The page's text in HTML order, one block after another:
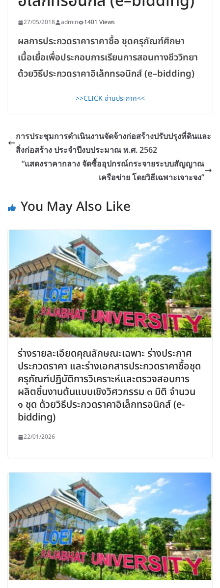
27/05/2018 admin 1401 Views
ผลการประกวดราคาราคาซื้อ ชุดครุภัณฑ์ศึกษา
เนื้อเยื่อเพื่อประกอบการเรียนการสอนทางชีววิทยา
ด้วยวิธีประกวดราคาอิเล็กทรอนิกส์ (e–bidding)
>>CLICK อ่านประกาศ<<
การประชุมการดำเนินงานจัดจ้างก่อสร้างปรับปรุงที่ดินและ
สิ่งก่อสร้าง ประจำปีงบประมาณ พ.ศ. 2562
“แสดงราคากลาง จัดซื้ออุปกรณ์กระจายระบบสัญญาณ
เครือข่าย โดยวิธีเฉพาะเจาะจง”
You May Also Like
ร่างรายละเอียดคุณลักษณะเฉพาะ ร่างประกาศ
ประกวดราคา และร่างเอกสารประกวดราคาซื้อชุด
ครุภัณฑ์ปฏิบัติการวิเคราะห์และตรวจสอบการ
ผลิตชิ้นงานต้นแบบเชิงวิศวกรรม ๓ มิติ จำนวน
๑ ชุด ด้วยวิธีประกวดราคาอิเล็กทรอนิกส์ (e-
bidding)
22/01/2026